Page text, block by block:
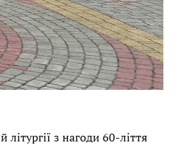
з нагоди 60-ліття